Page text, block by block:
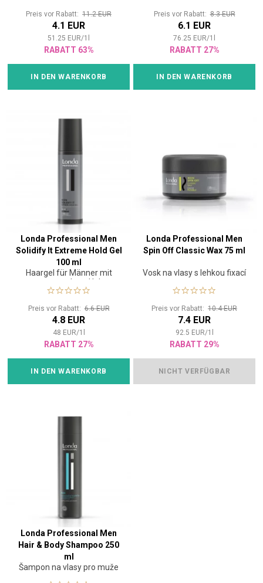
Preis vor Rabatt: 11.2 EUR
4.1 EUR
51.25 EUR/1
RABATT 63%
IN DEN WARENKORB
Preis vor Rabatt:8.3 EUR
6.1 EUR
76.25 EUR/1
RABATT 27%
IN DEN WARENKORB
Londa Professional Men
Solidify It Extreme Hold Gel
100 ml
Haargel für Männer mit
extra starkem Halt
Preis vor Rabatt:6.6 EUR
4.8 EUR
48 EUR/1
RABATT 27%
IN DEN WARENKORB
Londa Professional Men
Spin Off Classic Wax 75 ml
Vosk na vlasy s lehkou fixací
Preis vor Rabatt: 10.4 EUR
7.4 EUR
92.5 EUR/1
RABATT 29%
NICHT VERFÜGBAR
Londa Professional Men
Hair & Body Shampoo 250
ml
Šampon na vlasy pro muže